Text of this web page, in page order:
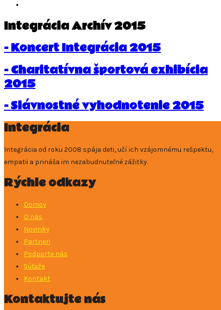
Integrácia Archív 2015
- Koncert Integrácia 2015
- Charitatívna športová exhibícia
2015
- Slávnostné vyhodnotenie 2015
Integrácia
Integrácia od roku 2008 spája deti, učí ich vzájomnému rešpektu,
empatii a prináša im nezabudnuteľné zážitky.
Rýchle odkazy
Domov
O nás
Novinky
Partneri
Podporte nás
Súťaže
Kontakt
Kontaktujte nás